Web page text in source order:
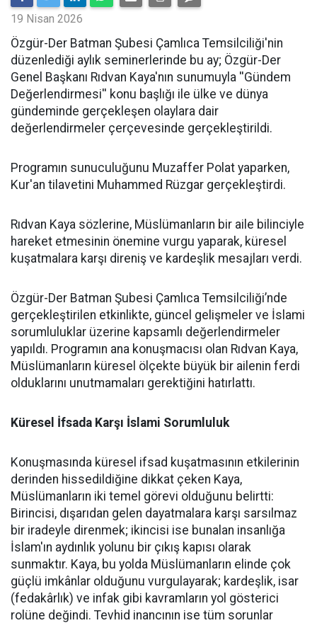
19 Nisan 2026
​Özgür-Der Batman Şubesi Çamlıca Temsilciliği'nin
düzenlediği aylık seminerlerinde bu ay; Özgür-Der
Genel Başkanı Rıdvan Kaya'nın sunumuyla ''Gündem
Değerlendirmesi'' konu başlığı ile ülke ve dünya
gündeminde gerçekleşen olaylara dair
değerlendirmeler çerçevesinde gerçekleştirildi.
Programın sunuculuğunu Muzaffer Polat yaparken,
Kur'an tilavetini Muhammed Rüzgar gerçekleştirdi.
Rıdvan Kaya sözlerine, Müslümanların bir aile bilinciyle
hareket etmesinin önemine vurgu yaparak, küresel
kuşatmalara karşı direniş ve kardeşlik mesajları verdi.
Özgür-Der Batman Şubesi Çamlıca Temsilciliği’nde
gerçekleştirilen etkinlikte, güncel gelişmeler ve İslami
sorumluluklar üzerine kapsamlı değerlendirmeler
yapıldı. Programın ana konuşmacısı olan Rıdvan Kaya,
Müslümanların küresel ölçekte büyük bir ailenin ferdi
olduklarını unutmamaları gerektiğini hatırlattı.
Küresel İfsada Karşı İslami Sorumluluk
Konuşmasında küresel ifsad kuşatmasının etkilerinin
derinden hissedildiğine dikkat çeken Kaya,
Müslümanların iki temel görevi olduğunu belirtti:
Birincisi, dışarıdan gelen dayatmalara karşı sarsılmaz
bir iradeyle direnmek; ikincisi ise bunalan insanlığa
İslam'ın aydınlık yolunu bir çıkış kapısı olarak
sunmaktır. Kaya, bu yolda Müslümanların elinde çok
güçlü imkânlar olduğunu vurgulayarak; kardeşlik, isar
(fedakârlık) ve infak gibi kavramların yol gösterici
rolüne değindi. Tevhid inancının ise tüm sorunlar